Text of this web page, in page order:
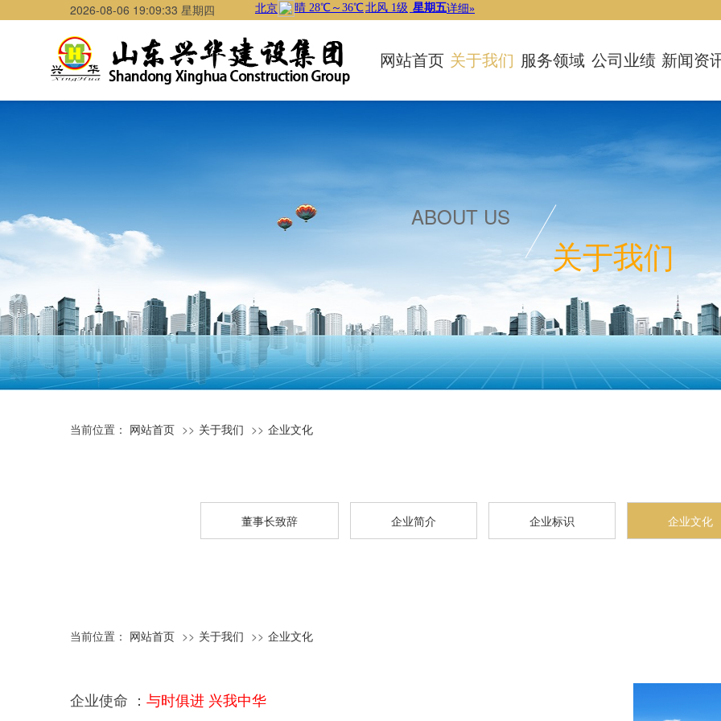
2026-08-06 19:09:34 星期四
网站首页 关于我们 服务领域 公司业绩 新闻资
ABOUT US
关于我们
当前位置： 网站首页 关于我们 企业文化
董事长致辞 企业简介 企业标识 企业文化
当前位置： 网站首页 关于我们 企业文化
企业使命 ： 与时俱进 兴我中华